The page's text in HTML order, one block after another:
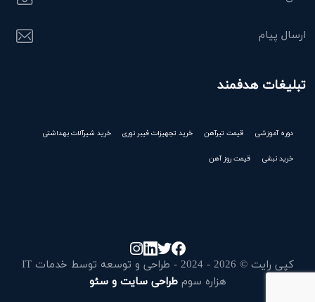
ارسال پیام
تبلیغات هدفمند
دوره آموزشی قیمت تیرآهن خرید تجهیزات فیبر نوری خرید شیرآلات بهداشتی
خرید نبشی قیمت روز آهن
کپی رایت © 2026 - 2024 - طراحی و توسعه توسط خدمات IT
هزاره سومطراحی سایت و سئو